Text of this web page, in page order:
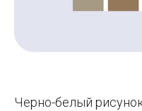
Черно-белый